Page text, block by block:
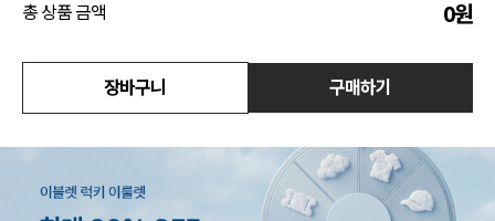
총 상품 금액 0원
장바구니 구매하기